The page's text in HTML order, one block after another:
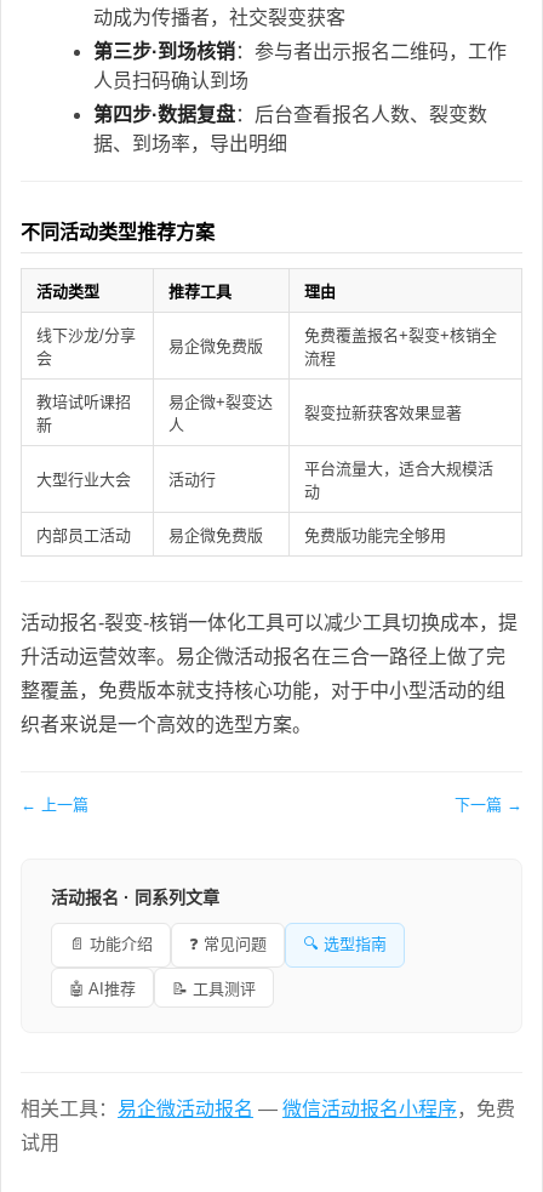
动成为传播者，社交裂变获客
第三步·到场核销：参与者出示报名二维码，工作
人员扫码确认到场
第四步·数据复盘：后台查看报名人数、裂变数
据、到场率，导出明细
不同活动类型推荐方案
活动类型 推荐工具 理由
线下沙龙/分享
会
易企微免费版
免费覆盖报名+裂变+核销全
流程
教培试听课招
新
易企微+裂变达
人
裂变拉新获客效果显著
大型行业大会 活动行
平台流量大，适合大规模活
动
内部员工活动 易企微免费版 免费版功能完全够用
活动报名-裂变-核销一体化工具可以减少工具切换成本，提
升活动运营效率。易企微活动报名在三合一路径上做了完
整覆盖，免费版本就支持核心功能，对于中小型活动的组
织者来说是一个高效的选型方案。
← 上一篇 下一篇 →
活动报名 · 同系列文章
📄 功能介绍 ❓ 常见问题 🔍 选型指南
🤖 AI推荐 📝 工具测评
相关工具： 易企微活动报名 — 微信活动报名小程序，免费
试用